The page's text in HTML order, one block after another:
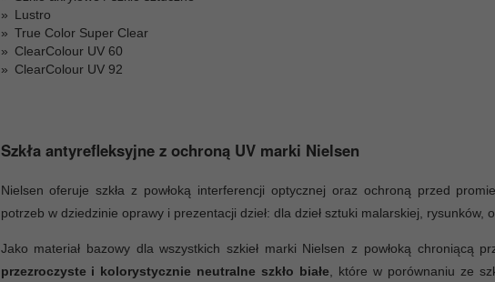
Lustro
True Color Super Clear
ClearColour UV 60
ClearColour UV 92
Szkła antyrefleksyjne z ochroną UV marki Nielsen
Nielsen oferuje szkła z powłoką interferencji optycznej oraz ochroną przed
potrzeb w dziedzinie oprawy i prezentacji dzieł: dla dzieł sztuki malarskiej, rysunków,
Jako materiał bazowy dla wszystkich szkieł marki Nielsen z powłoką chroniącą
przezroczyste i kolorystycznie neutralne szkło białe , które w porównaniu ze